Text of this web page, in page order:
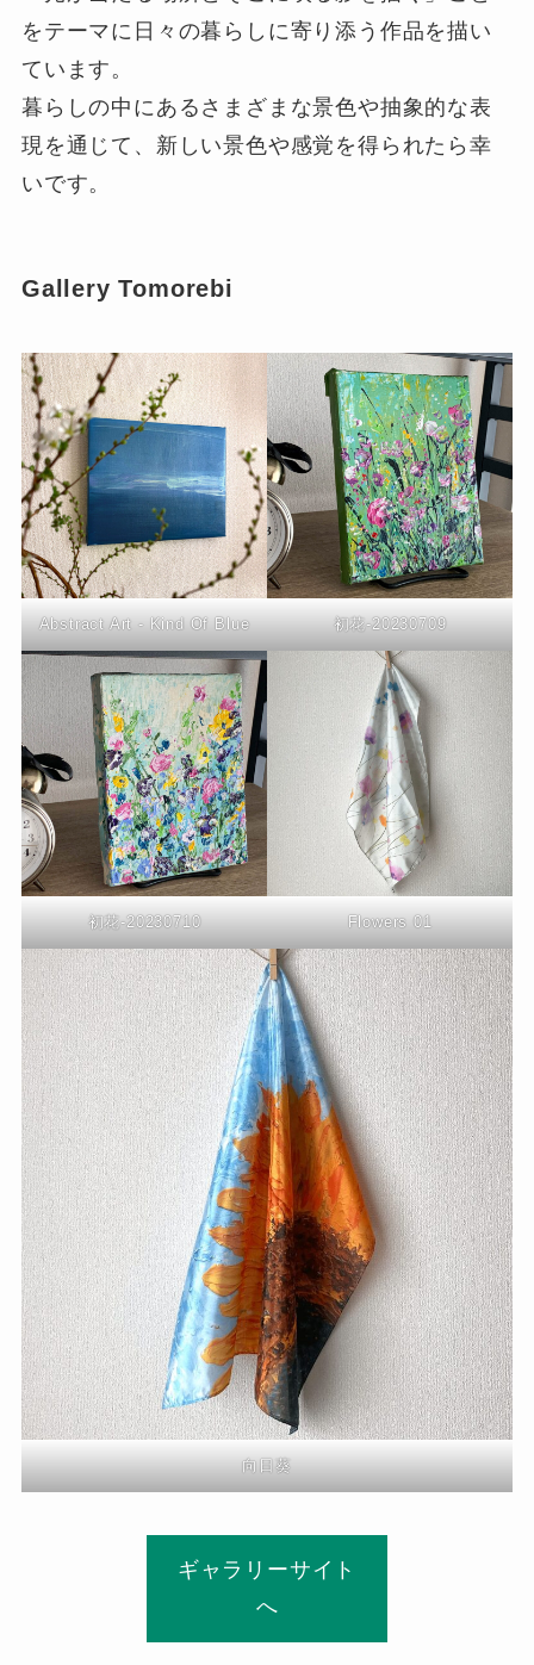
をテーマに日々の暮らしに寄り添う作品を描い
ています。
暮らしの中にあるさまざまな景色や抽象的な表
現を通じて、新しい景色や感覚を得られたら幸
いです。
Gallery Tomorebi
Abstract Art - Kind Of Blue 初花-20230709
初花-20230710 Flowers 01
向日葵
ギャラリーサイト
へ